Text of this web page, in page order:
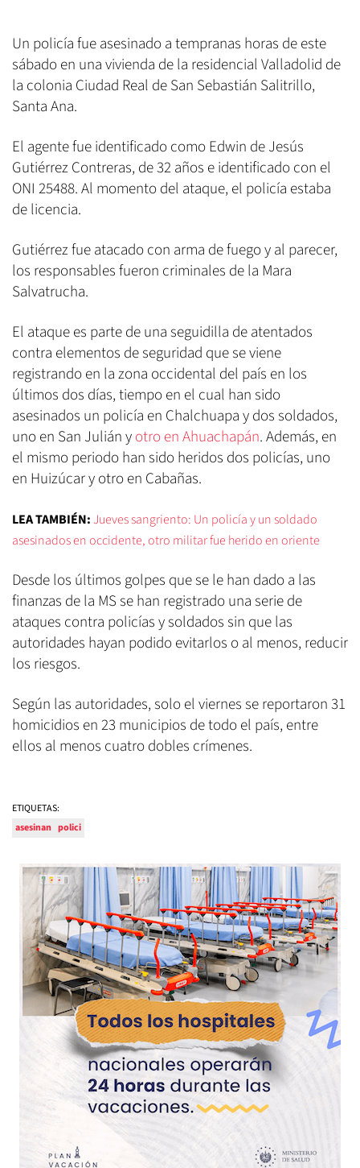
Un policía fue asesinado a tempranas horas de este
sábado en una vivienda de la residencial Valladolid de
la colonia Ciudad Real de San Sebastián Salitrillo,
Santa Ana.
El agente fue identificado como Edwin de Jesús
Gutiérrez Contreras, de 32 años e identificado con el
ONI 25488. Al momento del ataque, el policía estaba
de licencia.
Gutiérrez fue atacado con arma de fuego y al parecer,
los responsables fueron criminales de la Mara
Salvatrucha.
El ataque es parte de una seguidilla de atentados
contra elementos de seguridad que se viene
registrando en la zona occidental del país en los
últimos dos días, tiempo en el cual han sido
asesinados un policía en Chalchuapa y dos soldados,
uno en San Julián yotro en Ahuachapán. Además, en
el mismo periodo han sido heridos dos policías, uno
en Huizúcar y otro en Cabañas.
LEA TAMBIÉN:Jueves sangriento: Un policía y un soldado
asesinados en occidente, otro militar fue herido en oriente
Desde los últimos golpes que se le han dado a las
finanzas de la MS se han registrado una serie de
ataques contra policías y soldados sin que las
autoridades hayan podido evitarlos o al menos, reducir
los riesgos.
Según las autoridades, solo el viernes se reportaron 31
homicidios en 23 municipios de todo el país, entre
ellos al menos cuatro dobles crímenes.
ETIQUETAS:
asesinan polici